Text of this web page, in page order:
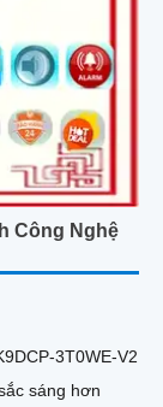
Công Nghệ
3T0WE-V2
sáng hơn